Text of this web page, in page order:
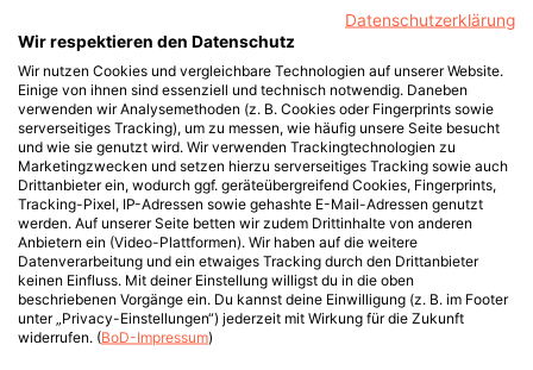
Datenschutzerklärung
Wir respektieren den Datenschutz
Wir nutzen Cookies und vergleichbare Technologien auf unserer Website.
Einige von ihnen sind essenziell und technisch notwendig. Daneben
verwenden wir Analysemethoden (z. B. Cookies oder Fingerprints sowie
serverseitiges Tracking), um zu messen, wie häufig unsere Seite besucht
und wie sie genutzt wird. Wir verwenden Trackingtechnologien zu
Marketingzwecken und setzen hierzu serverseitiges Tracking sowie auch
Drittanbieter ein, wodurch ggf. geräteübergreifend Cookies, Fingerprints,
Tracking-Pixel, IP-Adressen sowie gehashte E-Mail-Adressen genutzt
werden. Auf unserer Seite betten wir zudem Drittinhalte von anderen
Anbietern ein (Video-Plattformen). Wir haben auf die weitere
Datenverarbeitung und ein etwaiges Tracking durch den Drittanbieter
keinen Einfluss. Mit deiner Einstellung willigst du in die oben
beschriebenen Vorgänge ein. Du kannst deine Einwilligung (z. B. im Footer
unter „Privacy-Einstellungen“) jederzeit mit Wirkung für die Zukunft
widerrufen. (BoD-Impressum)